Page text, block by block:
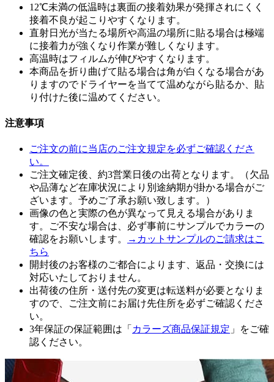
12℃未満の低温時は裏面の接着効果が発揮されにくく
接着不良が起こりやすくなります。
直射日光が当たる場所や高温の場所に貼る場合は極端
に接着力が強くなり作業が難しくなります。
高温時はフィルムが伸びやすくなります。
本商品を折り曲げて貼る場合は角が白くなる場合があ
りますのでドライヤーを当てて温めながら貼るか、貼
り付けた後に温めてください。
注意事項
ご注文の前に当店のご注文規定を必ずご確認くださ
い。
ご注文確定後、約3営業日後の出荷となります。（欠品
や品薄など在庫状況により別途納期が掛かる場合がご
ざいます。予めご了承お願い致します。）
画像の色と実際の色が異なって見える場合がありま
す。ご不安な場合は、必ず事前にサンプルでカラーの
確認をお願いします。
→カットサンプルのご請求はこ
ちら
開封後のお客様のご都合によります、返品・交換には
対応いたしておりません。
出荷後の住所・送付先の変更は転送料が必要となりま
すので、ご注文前にお届け先住所を必ずご確認くださ
い。
3年保証の保証範囲は「 カラーズ商品保証規定 」をご確
認ください。